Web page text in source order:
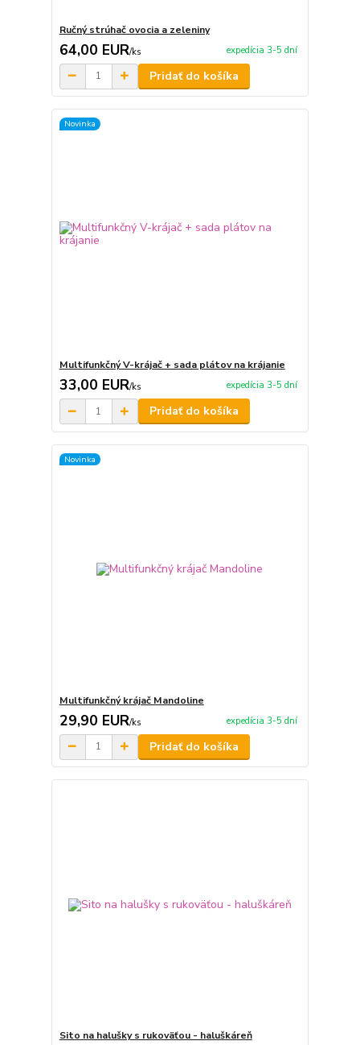
Ručný strúhač ovocia a zeleniny
64,00 EUR/ks expedícia 3-5 dní
Pridať do košíka
Novinka
Multifunkčný V-krájač + sada plátov na krájanie
33,00 EUR/ks expedícia 3-5 dní
Pridať do košíka
Novinka
Multifunkčný krájač Mandoline
29,90 EUR/ks expedícia 3-5 dní
Pridať do košíka
Sito na halušky s rukoväťou - haluškáreň